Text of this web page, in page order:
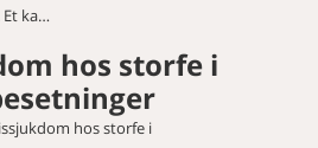
Et ka…
hos storfe i
hos storfe i